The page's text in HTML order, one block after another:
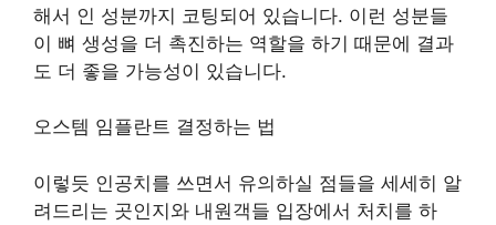
해서 인 성분까지 코팅되어 있습니다. 이런 성분들
이 뼈 생성을 더 촉진하는 역할을 하기 때문에 결과
도 더 좋을 가능성이 있습니다.
오스템 임플란트 결정하는 법
이렇듯 인공치를 쓰면서 유의하실 점들을 세세히 알
려드리는 곳인지와 내원객들 입장에서 처치를 하